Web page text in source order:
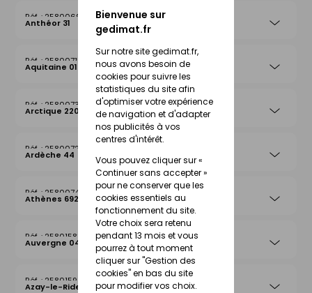
Bienvenue sur
gedimat.fr
Sur notre site gedimat.fr,
nous avons besoin de
cookies pour suivre les
statistiques du site afin
d'optimiser votre expérience
de navigation et d'adapter
nos publicités à vos
centres d'intérêt.
Vous pouvez cliquer sur «
Continuer sans accepter »
pour ne conserver que les
cookies essentiels au
fonctionnement du site.
Votre choix sera retenu
pendant 13 mois et vous
pourrez à tout moment
cliquer sur "Gestion des
cookies" en bas du site
pour modifier vos choix.
25800692
Anthéor 31
25800715
Aquitaine 019
25800739
Arctique 220
25800722
Ardèche 44
25800746
Athènes 692
25801583
Auvergne 042
25801590
Azay-le-Rideau 026